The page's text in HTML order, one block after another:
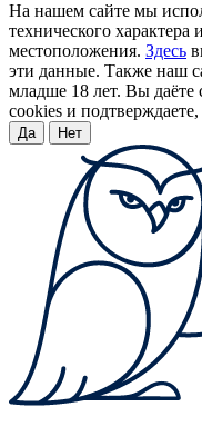
На нашем сайте мы
технического
местоположения. Здесь
эти данные. Также наш
младше 18 лет. Вы даёте
cookies и
Да Нет